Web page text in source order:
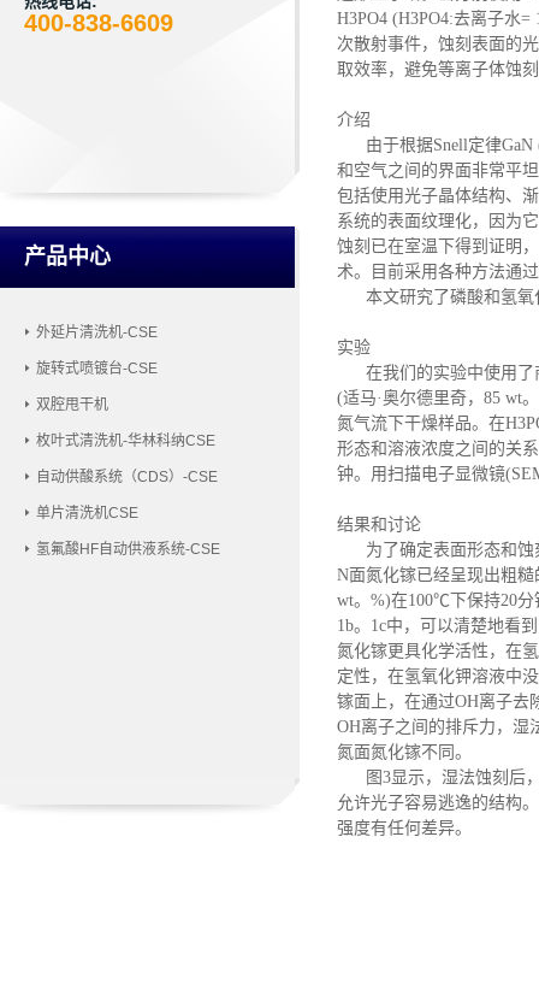
400-838-6609
产品中心
外延片清洗机-CSE
旋转式喷镀台-CSE
双腔甩干机
枚叶式清洗机-华林科纳CSE
自动供酸系统（CDS）-CSE
单片清洗机CSE
氢氟酸HF自动供液系统-CSE
H3PO4 (H3PO4:去离子水
次散射事件，蚀刻表面的
取效率，避免等离子体蚀
介绍
由于根据Snell定律
和空气之间的界面非常平
包括使用光子晶体结构、
系统的表面纹理化，因为
蚀刻已在室温下得到证明
术。
目前采用各种方法通
本文研究了磷酸和氢氧
实验
在我们的实验中使用了
(适马·奥尔德里奇，85 wt
氮气流下干燥样品。在
形态和溶液浓度之间的关
钟。用扫描电子显微镜
结果和讨论
为了确定表面形态和蚀
N面氮化镓已经呈现出粗
wt。%)在100℃下保持20分
1b。1c中，可以清楚地看
氮化镓更具化学活性，在
定性，在氢氧化钾溶液中
镓面上，在通过OH离子去
OH离子之间的排斥力，湿
氮面氮化镓不同。
图3显示，湿法蚀刻后
允许光子容易逃逸的结构
强度有任何差异。